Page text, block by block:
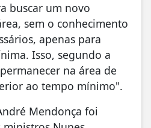
buscar um novo
sem o conhecimento
apenas para
Isso, segundo a
na área de
ao tempo mínimo".
Mendonça foi